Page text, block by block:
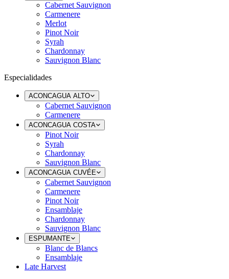
Cabernet Sauvignon
Carmenere
Merlot
Pinot Noir
Syrah
Chardonnay
Sauvignon Blanc
Especialidades
ACONCAGUA ALTO
Cabernet Sauvignon
Carmenere
ACONCAGUA COSTA
Pinot Noir
Syrah
Chardonnay
Sauvignon Blanc
ACONCAGUA CUVÉE
Cabernet Sauvignon
Carmenere
Pinot Noir
Ensamblaje
Chardonnay
Sauvignon Blanc
ESPUMANTE
Blanc de Blancs
Ensamblaje
Late Harvest